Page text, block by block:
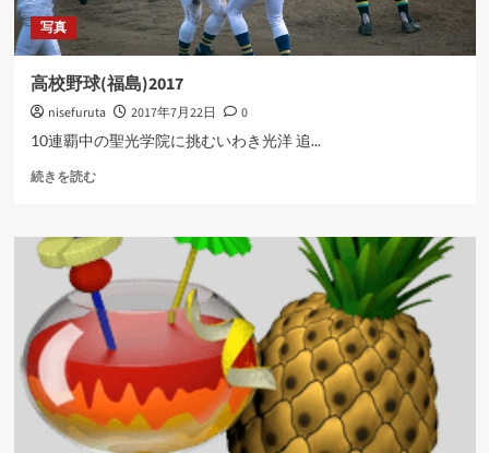
に
読
写真
高校野球(福島)2017
nisefuruta 2017年7月22日
0
10連覇中の聖光学院に挑むいわき光洋 追...
続きを読む高
球
(福
島)2017
に
つ
い
て
さ
ら
に
読